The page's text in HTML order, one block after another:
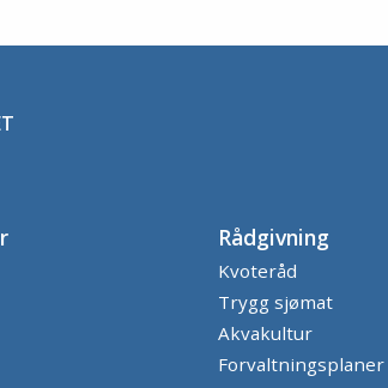
Rådgivning
Kvoteråd
Trygg sjømat
Akvakultur
Forvaltningsplaner